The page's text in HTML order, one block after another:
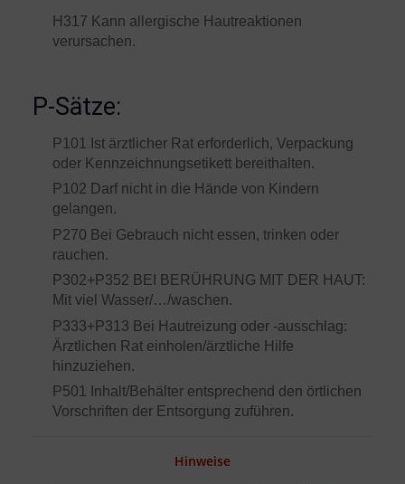
H317 Kann allergische Hautreaktionen
verursachen.
P-Sätze:
P101 Ist ärztlicher Rat erforderlich, Verpackung
oder Kennzeichnungsetikett bereithalten.
P102 Darf nicht in die Hände von Kindern
gelangen.
P270 Bei Gebrauch nicht essen, trinken oder
rauchen.
P302+P352 BEI BERÜHRUNG MIT DER HAUT:
Mit viel Wasser/…/waschen.
P333+P313 Bei Hautreizung oder -ausschlag:
Ärztlichen Rat einholen/ärztliche Hilfe
hinzuziehen.
P501 Inhalt/Behälter entsprechend den örtlichen
Vorschriften der Entsorgung zuführen.
Hinweise